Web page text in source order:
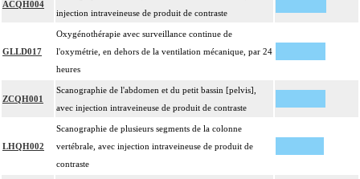
ACQH004
injection intraveineuse de produit de contraste
GLLD017
Oxygénothérapie avec surveillance continue de
l'oxymétrie, en dehors de la ventilation mécanique, par 24
heures
ZCQH001
Scanographie de l'abdomen et du petit bassin [pelvis],
avec injection intraveineuse de produit de contraste
LHQH002
Scanographie de plusieurs segments de la colonne
vertébrale, avec injection intraveineuse de produit de
contraste